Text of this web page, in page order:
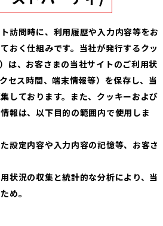
訪問時に、利用履歴や入力内容等をお
おく仕組みです。当社が発行するクッ
は、お客さまの当社サイトのご利用状
セス時間、端末情報等）を保存し、当
しております。また、クッキーおよび
報は、以下目的の範囲内で使用しま
設定内容や入力内容の記憶等、お客さ
状況の収集と統計的な分析により、当
め。